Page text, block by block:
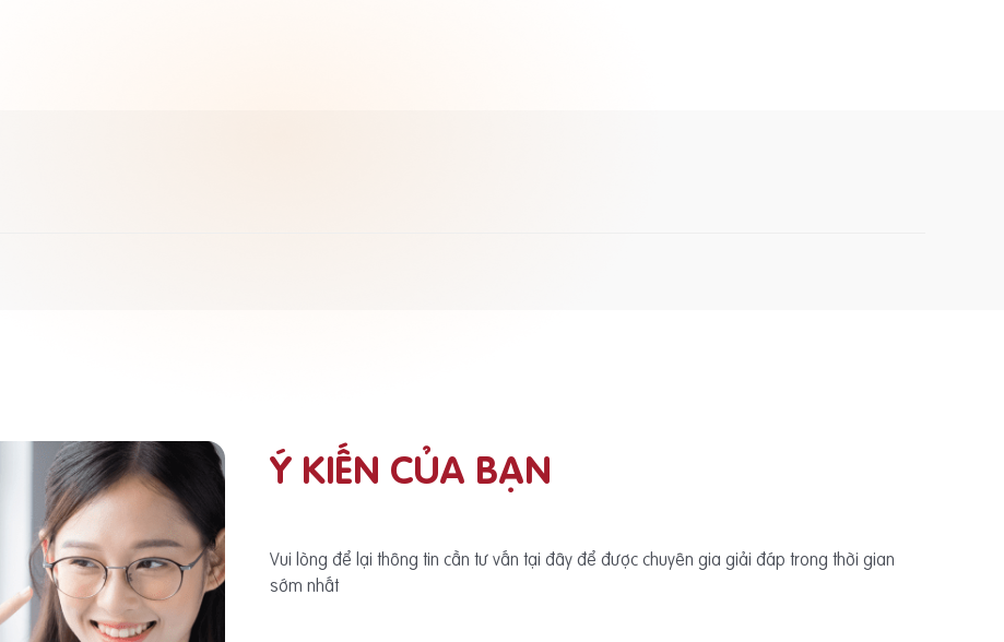
Ý KIẾN CỦA BẠN
Vui lòng để lại thông tin cần tư vấn tại đây để được chuyên gia giải đáp trong thời gian
sớm nhất